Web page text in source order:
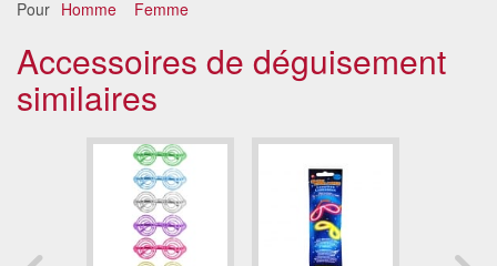
Pour Homme Femme
Accessoires de déguisement
similaires